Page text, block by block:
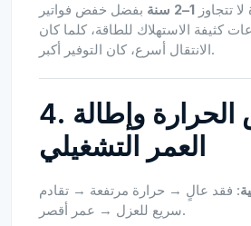
تتجاوز 1–2 سنة
بفضل خفض فواتير
كثيفة الاستهلاك للطاقة، كلما كان
الانتقال أسرع، كان التوفير أكبر.
4. انخفاض الحرارة وإطالة
العمر التشغيلي
: فقد عالٍ → حرارة مرتفعة → تقادم
سريع للعزل → عمر أقصر.